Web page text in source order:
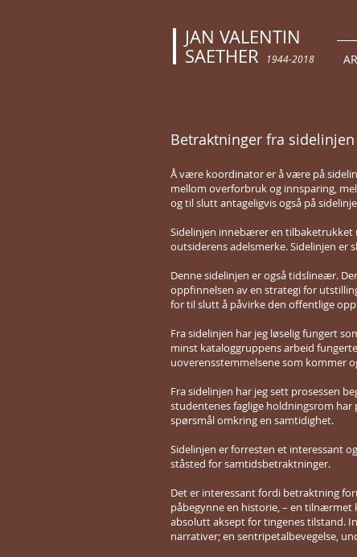
JAN VALENTIN
SAETHER
1944-2018
Betraktninger fra
Å være koordinator er å være på
mellom overforbruk og innsparing,
og til slutt antageligvis også på
Sidelinjen innebærer en tilbaketrukket
outsiderens adelsmerke. Sidelinjen er
Denne sidelinjen er også tidslineær.
oppfinnelsen av en strategi for
for til slutt å påvirke den offentlige
Fra sidelinjen har jeg løselig fungert
minst kataloggruppens arbeid
uoverensstemmelsene som kommer
Fra sidelinjen har jeg sett prosessen
studentenes faglige holdningsrom
spørsmål omkring en samtidighet.
Sidelinjen er forresten et interessant
ståsted for samtidsbetraktninger.
Det er interessant fordi betraktning
påbegynne en historie, – en tilnærmet
absolutt aksept for tingenes tilstand.
narrativer; en sentripetalbevegelse,